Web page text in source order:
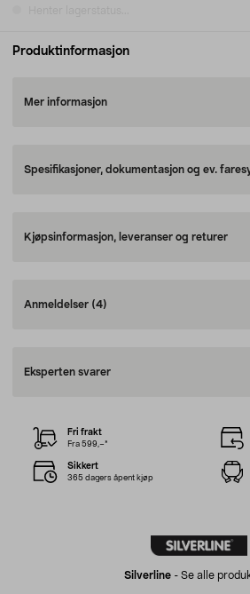
Produktinformasjon
Mer informasjon
Spesifikasjoner, dokumentasjon og ev.
Kjøpsinformasjon, leveranser og returer
Anmeldelser (4)
Eksperten svarer
Silverline- Se alle
Fri frakt
Fra 599,–*
Sikkert
365 dagers åpent kjøp